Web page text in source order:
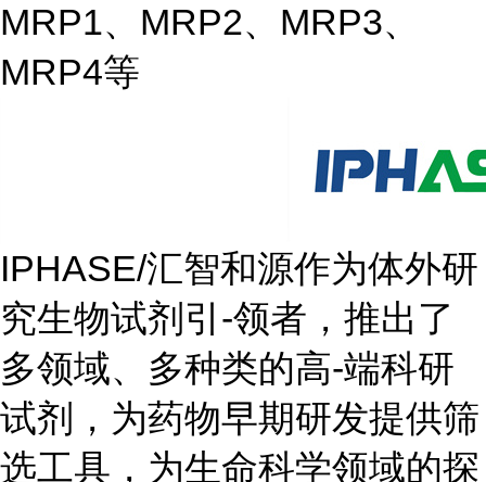
MRP1、MRP2、MRP3、
MRP4等
IPHASE/汇智和源作为体外研
究生物试剂引-领者，推出了
多领域、多种类的高-端科研
试剂，为药物早期研发提供筛
选工具，为生命科学领域的探